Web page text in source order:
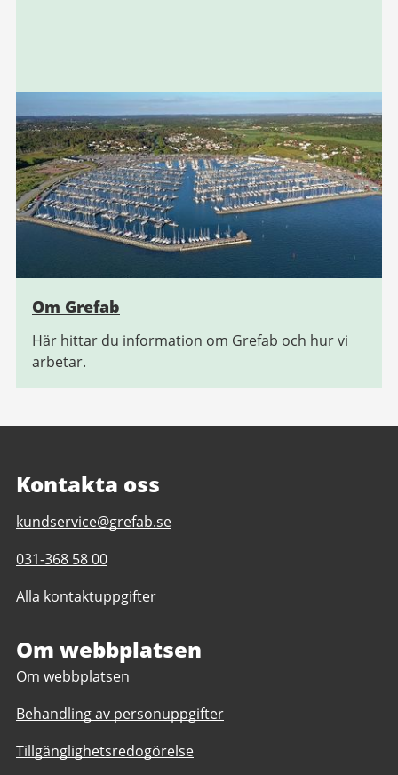
Om Grefab
Här hittar du information om Grefab och hur vi
arbetar.
Kontakta oss
E-
till
Göteborgsregionens
Fritidshamnar
(Grefab)
kundservice@grefab.se
Telefonnummer
Göteborgsregionens
AB
(Grefab)
031-368 58 00
Alla kontaktuppgifter
Om webbplatsen
Om webbplatsen
Behandling av personuppgifter
Tillgänglighetsredogörelse